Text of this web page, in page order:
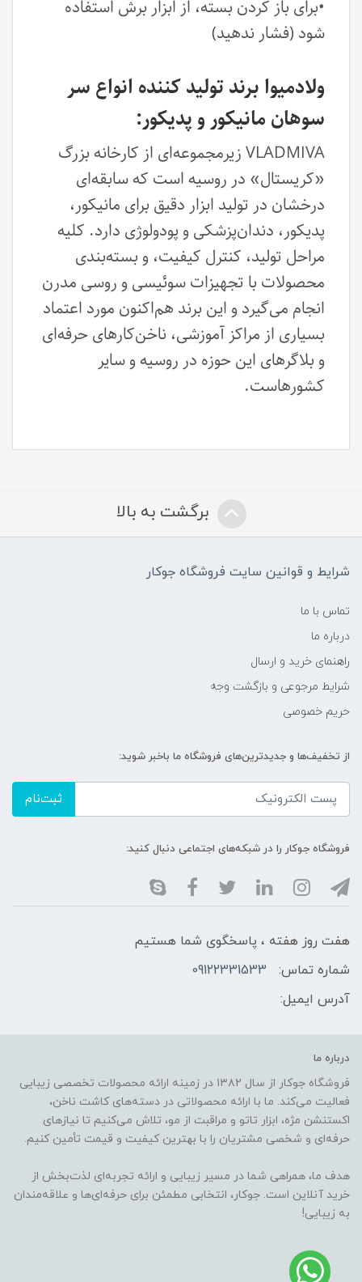
•برای باز کردن بسته، از ابزار برش استفاده
شود (فشار ندهید)
ولادمیوا برند تولید کننده انواع سر
سوهان مانیکور و پدیکور:
VLADMIVA زیرمجموعه‌ای از کارخانه بزرگ
«کریستال» در روسیه است که سابقه‌ای
درخشان در تولید ابزار دقیق برای مانیکور،
پدیکور، دندان‌پزشکی و پودولوژی دارد. کلیه
مراحل تولید، کنترل کیفیت، و بسته‌بندی
محصولات با تجهیزات سوئیسی و روسی مدرن
انجام می‌گیرد و این برند هم‌اکنون مورد اعتماد
بسیاری از مراکز آموزشی، ناخن‌کارهای حرفه‌ای
و بلاگرهای این حوزه در روسیه و سایر
کشورهاست.
برگشت به بالا
شرایط و قوانین سایت فروشگاه جوکار
تماس با ما
درباره ما
راهنمای خرید و ارسال
شرایط مرجوعی و بازگشت وجه
حریم خصوصی
از تخفیف‌ها و جدیدترین‌های فروشگاه ما باخبر شوید:
ثبت‌نام
فروشگاه جوکار را در شبکه‌های اجتماعی دنبال کنید:
هفت روز هفته ، پاسخگوی شما هستیم
شماره تماس:
09122331533
آدرس ایمیل:
درباره ما
فروشگاه جوکار از سال ۱۳۸۲ در زمینه ارائه محصولات تخصصی زیبایی
فعالیت می‌کند. ما با ارائه محصولاتی در دسته‌های کاشت ناخن،
اکستنشن مژه، ابزار تاتو و مراقبت از مو، تلاش می‌کنیم تا نیازهای
حرفه‌ای و شخصی مشتریان را با بهترین کیفیت و قیمت تأمین کنیم.
هدف ما، همراهی شما در مسیر زیبایی و ارائه تجربه‌ای لذت‌بخش از
خرید آنلاین است. جوکار، انتخابی مطمئن برای حرفه‌ای‌ها و علاقه‌مندان
به زیبایی!